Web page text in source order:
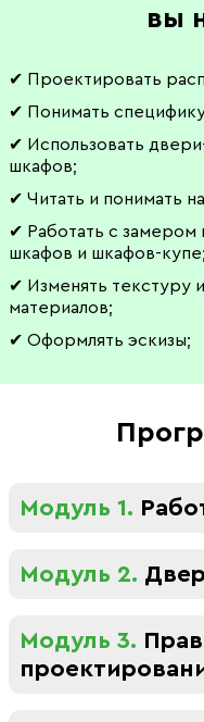
вы
✔ Проектировать
✔ Понимать
✔ Использовать
шкафов;
✔ Читать и понимать
✔ Работать с
шкафов и шкафов-купе;
✔ Изменять текстуру
материалов;
✔ Оформлять эскизы;
Модуль 1.
Модуль 2.
Модуль 3.